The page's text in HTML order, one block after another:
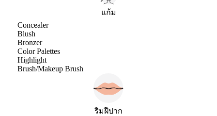
แก้ม
Concealer
Blush
Bronzer
Color Palettes
Highlight
Brush/Makeup Brush
ริมฝีปาก